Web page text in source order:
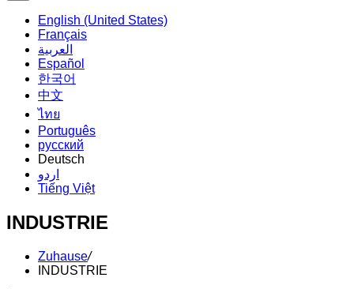
English (United States)
Français
العربية
Español
한국어
中文
ไทย
Português
русский
Deutsch
اردو
Tiếng Việt
INDUSTRIE
Zuhause/
INDUSTRIE